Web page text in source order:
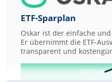
ETF-Sparplan
Oskar ist der einfache
Er übernimmt die ETF-
transparent und
JETZT